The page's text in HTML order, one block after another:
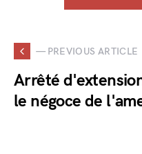
— PREVIOUS ARTICLE
Arrêté
le négoce de